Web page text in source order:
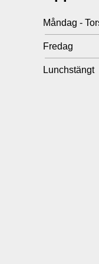
Måndag -
Fredag
Lunchstängt